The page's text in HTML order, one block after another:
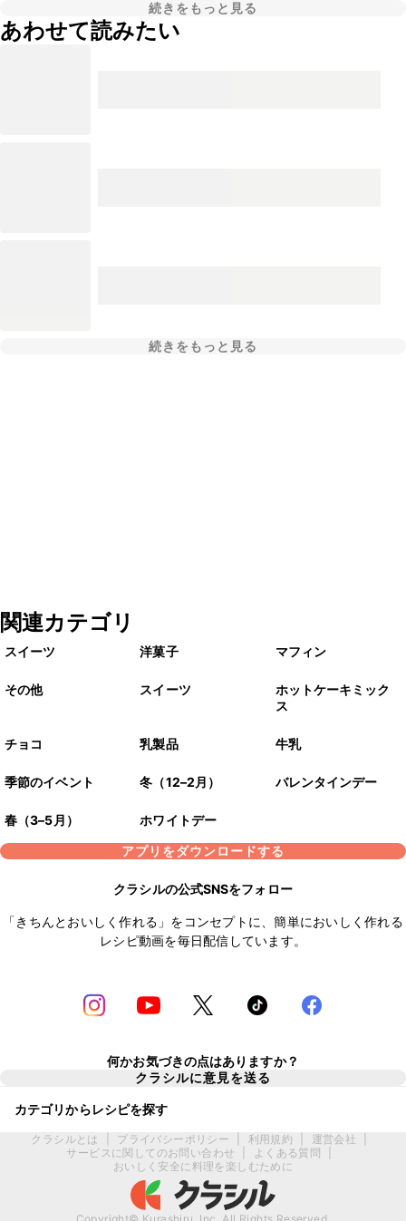
続きをもっと見る
あわせて読みたい
続きをもっと見る
関連カテゴリ
スイーツ 洋菓子 マフィン
その他 スイーツ
ホットケーキミック
ス
チョコ 乳製品 牛乳
季節のイベント 冬（12–2月） バレンタインデー
春（3–5月）
ホワイトデー
アプリをダウンロードする
クラシルの公式SNSをフォロー
「きちんとおいしく作れる」をコンセプトに、簡単においしく作れる
レシピ動画を毎日配信しています。
何かお気づきの点はありますか？
クラシルに意見を送る
カテゴリからレシピを探す
クラシルとは プライバシーポリシー 利用規約 運営会社
サービスに関してのお問い合わせ
よくある質問
おいしく安全に料理を楽しむために